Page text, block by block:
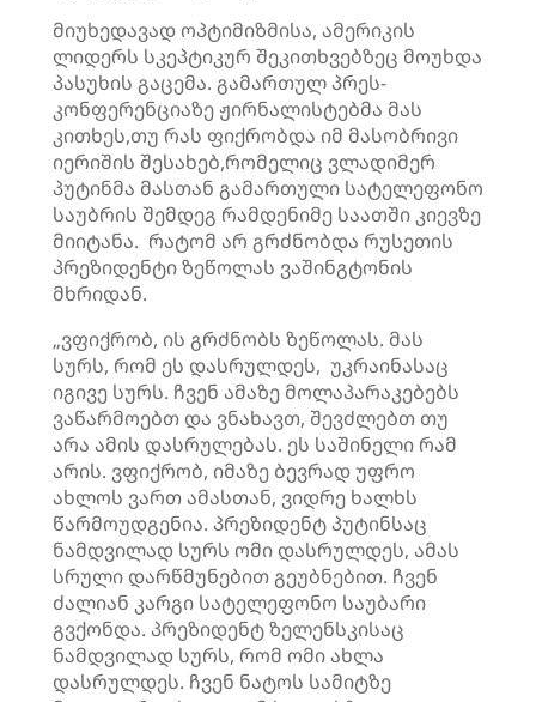
მიუხედავად ოპტიმიზმისა, ამერიკის
ლიდერს სკეპტიკურ შეკითხვებზეც მოუხდა
პასუხის გაცემა. გამართულ პრეს-
კონფერენციაზე ჟირნალისტებმა მას
კითხეს,თუ რას ფიქრობდა იმ მასობრივი
იერიშის შესახებ,რომელიც ვლადიმერ
პუტინმა მასთან გამართული სატელეფონო
საუბრის შემდეგ რამდენიმე საათში კიევზე
მიიტანა. რატომ არ გრძნობდა რუსეთის
პრეზიდენტი ზეწოლას ვაშინგტონის
მხრიდან.
„ვფიქრობ, ის გრძნობს ზეწოლას. მას
სურს, რომ ეს დასრულდეს, უკრაინასაც
იგივე სურს. ჩვენ ამაზე მოლაპარაკებებს
ვაწარმოებთ და ვნახავთ, შევძლებთ თუ
არა ამის დასრულებას. ეს საშინელი რამ
არის. ვფიქრობ, იმაზე ბევრად უფრო
ახლოს ვართ ამასთან, ვიდრე ხალხს
წარმოუდგენია. პრეზიდენტ პუტინსაც
ნამდვილად სურს ომი დასრულდეს, ამას
სრული დარწმუნებით გეუბნებით. ჩვენ
ძალიან კარგი სატელეფონო საუბარი
გვქონდა. პრეზიდენტ ზელენსკისაც
ნამდვილად სურს, რომ ომი ახლა
დასრულდეს. ჩვენ ნატოს სამიტზე